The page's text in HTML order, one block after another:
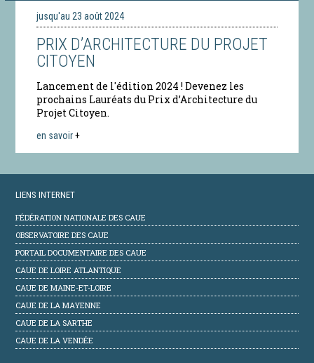
jusqu'au 23 août 2024
PRIX D’ARCHITECTURE DU PROJET
CITOYEN
Lancement de l'édition 2024 ! Devenez les
prochains Lauréats du Prix d’Architecture du
Projet Citoyen.
en savoir+
LIENS INTERNET
FÉDÉRATION NATIONALE DES CAUE
OBSERVATOIRE DES CAUE
PORTAIL DOCUMENTAIRE DES CAUE
CAUE DE LOIRE ATLANTIQUE
CAUE DE MAINE-ET-LOIRE
CAUE DE LA MAYENNE
CAUE DE LA SARTHE
CAUE DE LA VENDÉE